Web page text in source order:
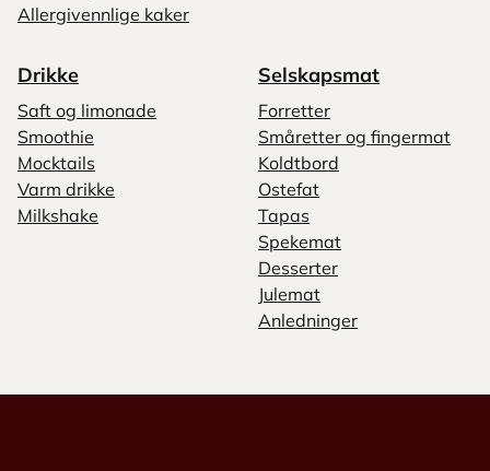
Allergivennlige kaker
Drikke
Saft og limonade
Smoothie
Mocktails
Varm drikke
Milkshake
Selskapsmat
Forretter
Småretter og fingermat
Koldtbord
Ostefat
Tapas
Spekemat
Desserter
Julemat
Anledninger